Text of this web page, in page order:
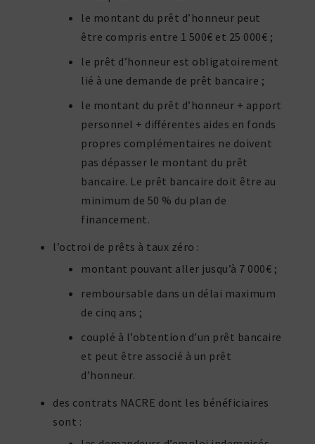
le montant du prêt d’honneur peut
être compris entre 1 500€ et 25 000€ ;
le prêt d’honneur est obli­ga­toi­re­ment
lié à une demande de prêt bancaire ;
le montant du prêt d’honneur + apport
personnel + diffé­rentes aides en fonds
propres complé­men­taires ne doivent
pas dépasser le montant du prêt
bancaire. Le prêt bancaire doit être au
minimum de 50 % du plan de
financement.
l’octroi de prêts à taux zéro :
montant pouvant aller jusqu’à 7 000€ ;
rembour­sable dans un délai maximum
de cinq ans ;
couplé à l’obtention d’un prêt bancaire
et peut être associé à un prêt
d’honneur.
des contrats NACRE dont les béné­fi­ciaires
sont :